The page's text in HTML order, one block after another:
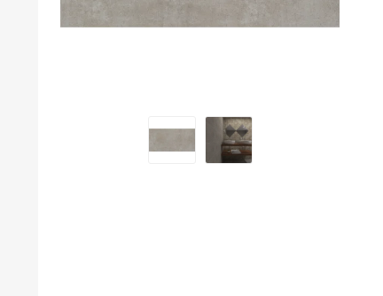
МАТЕРИЈАЛИ ЗА ВГРАДУВАЊЕ НА КЕРАМИКА